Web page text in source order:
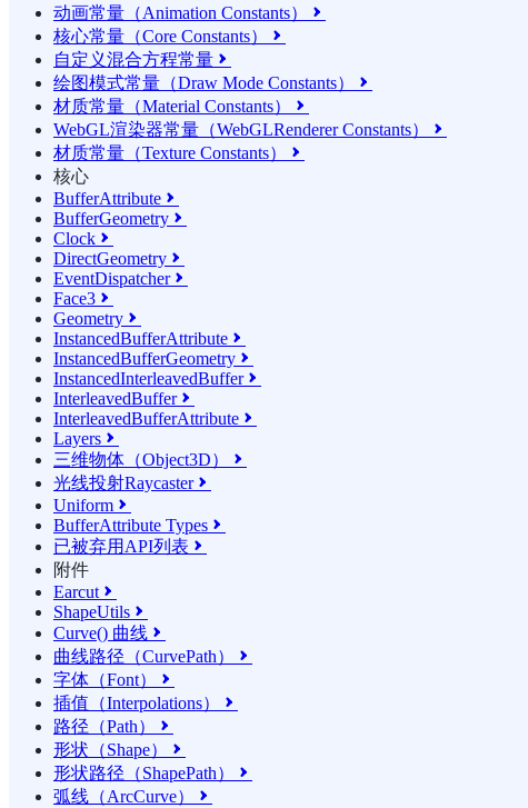
动画常量（Animation Constants）

核心常量（Core Constants） 
自定义混合方程常量 
绘图模式常量（Draw Mode Constants） 
材质常量（Material Constants） 
WebGL渲染器常量（WebGLRenderer Constants） 
材质常量（Texture Constants） 
核心
BufferAttribute 
BufferGeometry 
Clock 
DirectGeometry 
EventDispatcher
Face3 
Geometry 
InstancedBufferAttribute 
InstancedBufferGeometry 
InstancedInterleavedBuffer
InterleavedBuffer
InterleavedBufferAttribute 
Layers 
三维物体（Object3D） 
光线投射Raycaster
Uniform 
BufferAttribute Types 
已被弃用API列表 
附件
Earcut 
ShapeUtils 
Curve() 曲线 
曲线路径（CurvePath） 
字体（Font） 
插值（Interpolations） 
路径（Path） 
形状（Shape） 
形状路径（ShapePath） 
弧线（ArcCurve） 